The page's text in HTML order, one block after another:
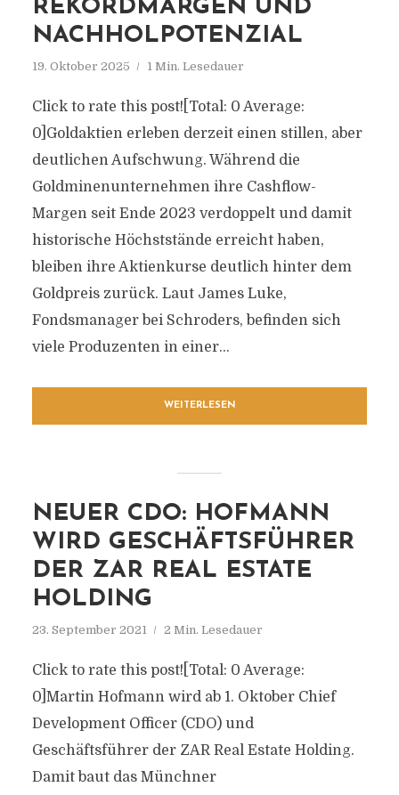
REKORDMARGEN UND
NACHHOLPOTENZIAL
19. Oktober 2025 1 Min. Lesedauer
Click to rate this post![Total: 0 Average:
0]Goldaktien erleben derzeit einen stillen, aber
deutlichen Aufschwung. Während die
Goldminenunternehmen ihre Cashflow-
Margen seit Ende 2023 verdoppelt und damit
historische Höchststände erreicht haben,
bleiben ihre Aktienkurse deutlich hinter dem
Goldpreis zurück. Laut James Luke,
Fondsmanager bei Schroders, befinden sich
viele Produzenten in einer...
WEITERLESEN
NEUER CDO: HOFMANN
WIRD GESCHÄFTSFÜHRER
DER ZAR REAL ESTATE
HOLDING
23. September 2021 2 Min. Lesedauer
Click to rate this post![Total: 0 Average:
0]Martin Hofmann wird ab 1. Oktober Chief
Development Officer (CDO) und
Geschäftsführer der ZAR Real Estate Holding.
Damit baut das Münchner